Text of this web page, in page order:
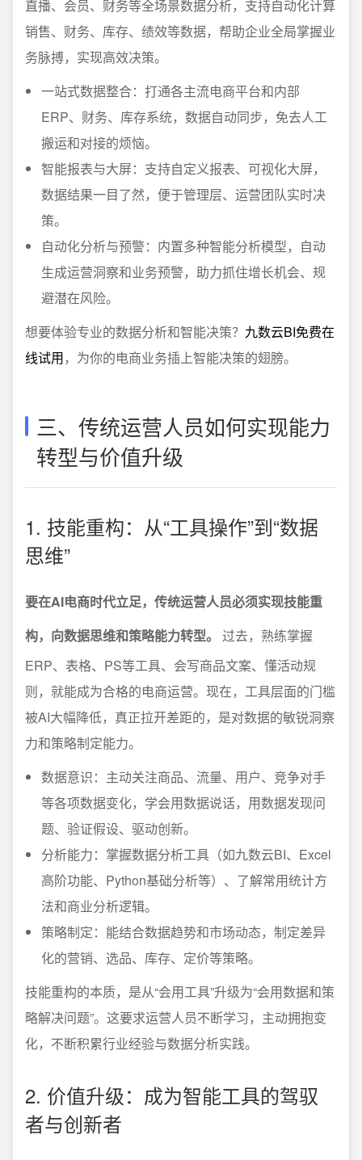
直播、会员、财务等全场景数据分析，支持自动化计算
销售、财务、库存、绩效等数据，帮助企业全局掌握业
务脉搏，实现高效决策。
一站式数据整合：打通各主流电商平台和内部
ERP、财务、库存系统，数据自动同步，免去人工
搬运和对接的烦恼。
智能报表与大屏：支持自定义报表、可视化大屏，
数据结果一目了然，便于管理层、运营团队实时决
策。
自动化分析与预警：内置多种智能分析模型，自动
生成运营洞察和业务预警，助力抓住增长机会、规
避潜在风险。
想要体验专业的数据分析和智能决策？ 九数云BI免费在
线试用，为你的电商业务插上智能决策的翅膀。
三、传统运营人员如何实现能力
转型与价值升级
1. 技能重构：从“工具操作”到“数据
思维”
要在AI电商时代立足，传统运营人员必须实现技能重
构，向数据思维和策略能力转型。
过去，熟练掌握
ERP、表格、PS等工具、会写商品文案、懂活动规
则，就能成为合格的电商运营。现在，工具层面的门槛
被AI大幅降低，真正拉开差距的，是对数据的敏锐洞察
力和策略制定能力。
数据意识：主动关注商品、流量、用户、竞争对手
等各项数据变化，学会用数据说话，用数据发现问
题、验证假设、驱动创新。
分析能力：掌握数据分析工具（如九数云BI、Excel
高阶功能、Python基础分析等）、了解常用统计方
法和商业分析逻辑。
策略制定：能结合数据趋势和市场动态，制定差异
化的营销、选品、库存、定价等策略。
技能重构的本质，是从“会用工具”升级为“会用数据和策
略解决问题”。这要求运营人员不断学习，主动拥抱变
化，不断积累行业经验与数据分析实践。
2. 价值升级：成为智能工具的驾驭
者与创新者